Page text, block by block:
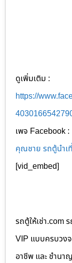
ดูเพิ่มเติม :
https://
เพจ Facebook :
คุณชาย รถตู้นำเ
[vid_embed]
รถตู้ให้เช่า.com
VIP แบบครบวง
อาชีพ และ ชำน